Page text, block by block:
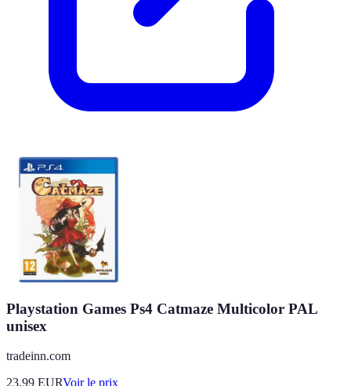
Playstation Games Ps4 Catmaze Multicolor PAL
unisex
tradeinn.com
23.99 EURVoir le prix